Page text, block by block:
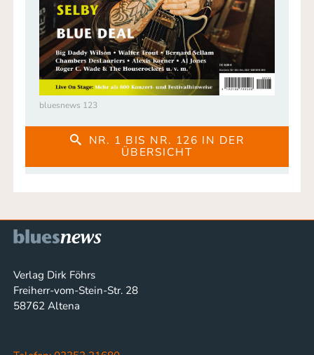
bluesnews 123
NR. 1 BIS NR. 126 IN DER
ÜBERSICHT
Verlag Dirk Föhrs
Freiherr-vom-Stein-Str. 28
58762 Altena